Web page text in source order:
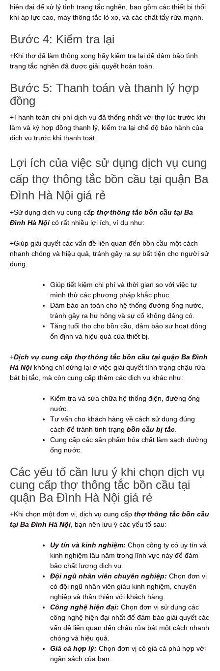
hiện đại để xử lý tình trạng tắc nghẽn, bao gồm các thiết bị thổi
khí áp lực cao, máy thông tắc lò xo, và các chất tẩy rửa mạnh.
Bước 4: Kiểm tra lại
+Khi thợ đã làm thông xong hãy kiểm tra lại để đảm bảo tình
trạng tắc nghẽn đã được giải quyết hoàn toàn.
Bước 5: Thanh toán và thanh lý hợp
đồng
+Thanh toán chi phí dịch vụ đã thống nhất với thợ lúc trước khi
làm và ký hợp đồng thanh lý, kiểm tra lại chế độ bảo hành của
dịch vụ trước khi thanh toát.
Lợi ích của việc sử dụng dịch vụ cung
cấp thợ thông tắc bồn cầu tại quận Ba
Đình Hà Nội giá rẻ
+Sử dụng dịch vụ cung cấp thợ thông tắc bồn cầu tại Ba
Đình Hà Nội có rất nhiều lợi ích, ví dụ như:
+Giúp giải quyết các vấn đề liên quan đến bồn cầu một cách
nhanh chóng và hiệu quả, tránh gây ra sự bất tiện cho người sử
dụng.
Giúp tiết kiệm chi phí và thời gian so với việc tự
mình thử các phương pháp khắc phục.
Đảm bảo an toàn cho hệ thống đường ống nước,
tránh gây ra hư hỏng và sự cố không đáng có.
Tăng tuổi thọ cho bồn cầu, đảm bảo sự hoạt động
ổn định và hiệu quả của thiết bị.
+Dịch vụ cung cấp thợ thông tắc bồn cầu tại quận Ba Đình
Hà Nội không chỉ dừng lại ở việc giải quyết tình trạng chậu rửa
bát bị tắc, mà còn cung cấp thêm các dịch vụ khác như:
Kiểm tra và sửa chữa hệ thống điện, đường ống
nước.
Tư vấn cho khách hàng về cách sử dụng đúng
cách để tránh tình trạng bồn cầu bị tắc
Cung cấp các sản phẩm hóa chất làm sạch đường
ống nước.
Các yếu tố cần lưu ý khi chọn dịch vụ
cung cấp thợ thông tắc bồn cầu tại
quận Ba Đình Hà Nội giá rẻ
+Khi chọn một đơn vị, dịch vụ cung cấp thợ thông tắc bồn cầu
tại Ba Đình Hà Nội , bạn nên lưu ý các yếu tố sau:
Uy tín và kinh nghiệm: Chọn công ty có uy tín và
kinh nghiệm lâu năm trong lĩnh vực này để đảm
bảo chất lượng dịch vụ.
Đội ngũ nhân viên chuyên nghiệp: Chọn đơn vị
có đội ngũ nhân viên giàu kinh nghiệm, chuyên
nghiệp và thân thiện với khách hàng.
Công nghệ hiện đại: Chọn đơn vị sử dụng các
công nghệ hiện đại nhất để đảm bảo giải quyết các
vấn đề liên quan đến chậu rửa bát một cách nhanh
chóng và hiệu quả.
Giá cả hợp lý: Chọn đơn vị có giá cả phù hợp với
ngân sách của bạn.